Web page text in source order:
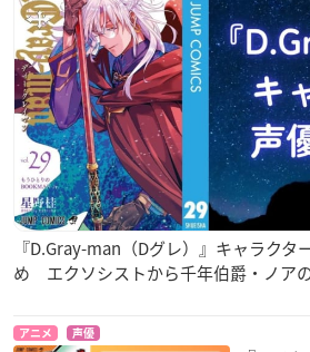
『D.Gray-man（Dグレ）』キャラクタ
め エクソシストから千年伯爵・ノア
アニメ 声優